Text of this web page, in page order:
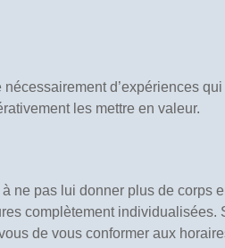
nécessairement d’expériences
les mettre en valeur.
ne pas lui donner plus de corps
complètement
de vous conformer aux